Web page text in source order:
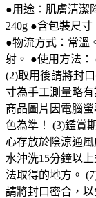
●用途：肌膚清潔
240g ●含包裝尺
●物流方式：常溫
射。 ●使用方法：
(2)取用後請將封
寸為手工測量略
商品圖片因電腦
色為準！ (3)鑑賞
心存放於陰涼通
水沖洗15分鐘以
法取得的地方。
請將封口密合，